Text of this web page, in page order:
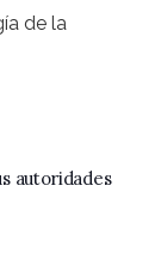
de la
autoridades